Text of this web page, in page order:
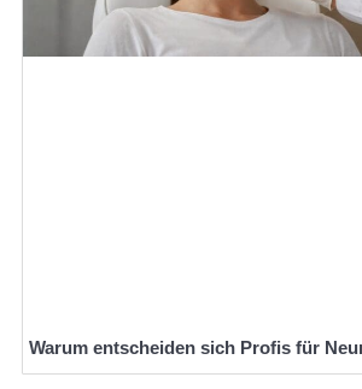
Warum entscheiden sich Profis für